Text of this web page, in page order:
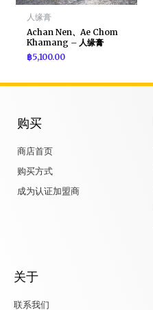
人缘膏
Achan Nen、Ae Chom
Khamang – 人缘膏
฿5,100.00
购买
商店首页
购买方式
成为认证加盟商
关于
联系我们